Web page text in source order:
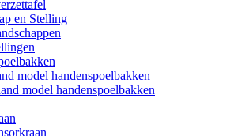
en Stelling
model handenspoelbakken
model handenspoelbakken